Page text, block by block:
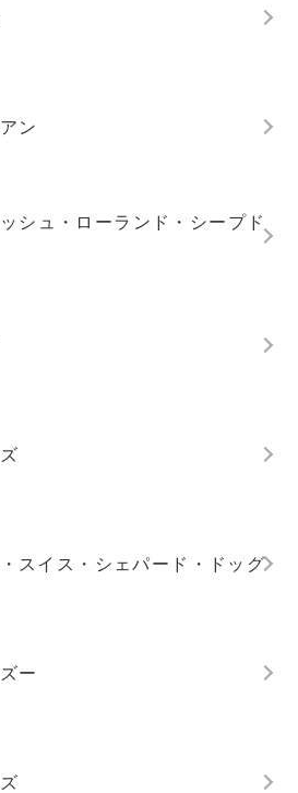
ン
シュ・ローランド・シープド
スイス・シェパード・ドッグ
ー